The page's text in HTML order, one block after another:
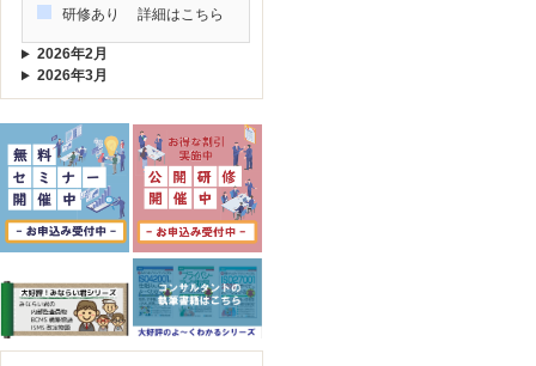
研修あり 詳細はこちら
2026年2月
2026年3月